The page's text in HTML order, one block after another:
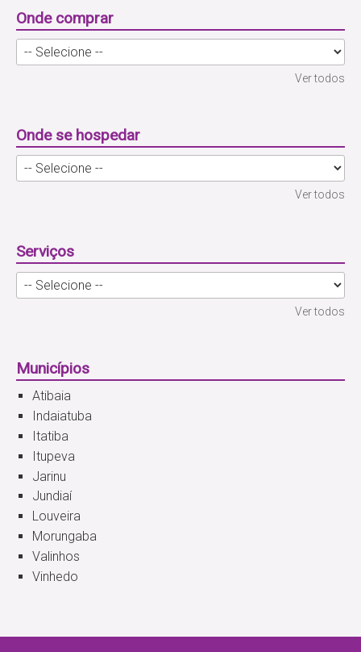
Onde comprar
Ver todos
Onde se hospedar
Ver todos
Serviços
Ver todos
Municípios
Atibaia
Indaiatuba
Itatiba
Itupeva
Jarinu
Jundiaí
Louveira
Morungaba
Valinhos
Vinhedo